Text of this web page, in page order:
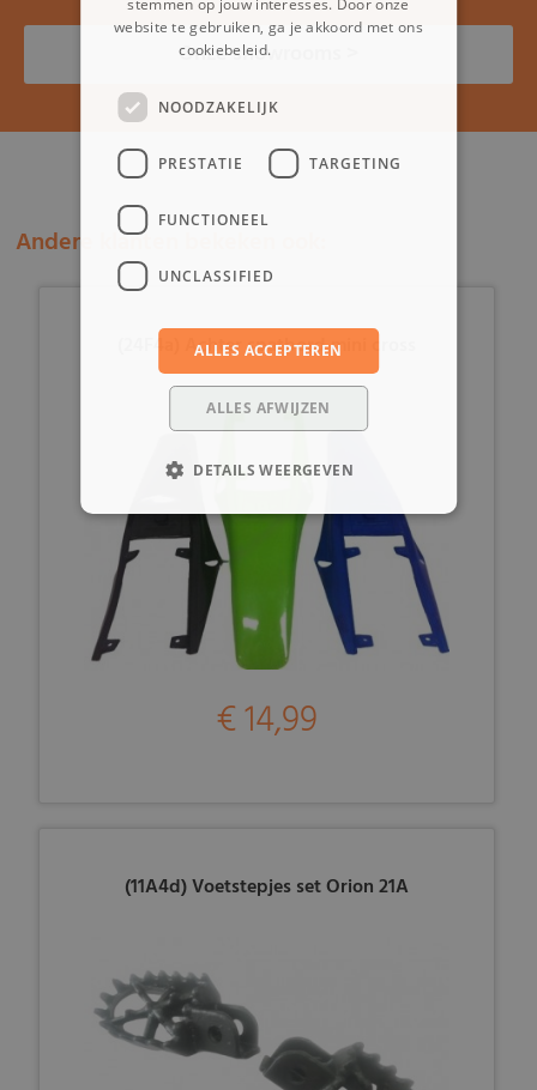
Onze showrooms >
Andere klanten bekeken ook:
(24F4a) Achter spatbord mini cross
€ 14,99
(11A4d) Voetstepjes set Orion 21A
stemmen op jouw interesses. Door onze
website te gebruiken, ga je akkoord met ons
cookiebeleid.
NOODZAKELIJK
PRESTATIE TARGETING
FUNCTIONEEL
UNCLASSIFIED
ALLES ACCEPTEREN
ALLES AFWIJZEN
DETAILS WEERGEVEN